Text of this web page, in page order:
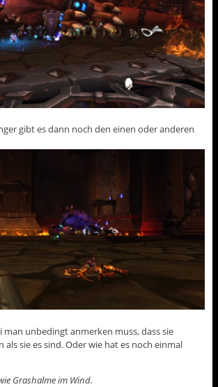
gibt es dann noch den einen oder anderen
man unbedingt anmerken muss, dass sie
als sie es sind. Oder wie hat es noch einmal
Grashalme im Wind.